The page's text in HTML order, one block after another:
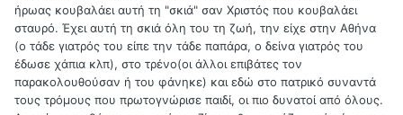
ήρωας κουβαλάει αυτή τη "σκιά" σαν Χριστός που κουβαλάει
σταυρό. Έχει αυτή τη σκιά όλη του τη ζωή, την είχε στην Αθήνα
(ο τάδε γιατρός του είπε την τάδε παπάρα, ο δείνα γιατρός του
έδωσε χάπια κλπ), στο τρένο(οι άλλοι επιβάτες τον
παρακολουθούσαν ή του φάνηκε) και εδώ στο πατρικό συναντά
τους τρόμους που πρωτογνώρισε παιδί, οι πιο δυνατοί από όλους.